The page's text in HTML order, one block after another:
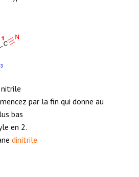
nitrile
par la fin qui donne au
bas
en 2.
dinitrile